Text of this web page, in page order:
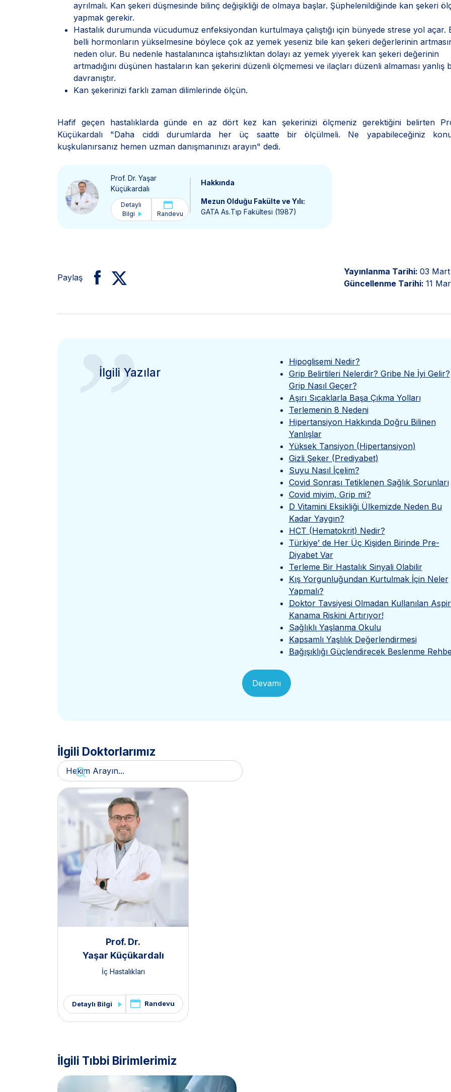
ayrılmalı. Kan şekeri düşmesinde bilinç değişikliği de olmaya başlar. Şüphelenildiğinde kan şekeri
yapmak gerekir.
Hastalık durumunda vücudumuz enfeksiyondan kurtulmaya çalıştığı için bünyede strese yol açar.
belli hormonların yükselmesine böylece çok az yemek yeseniz bile kan şekeri değerlerinin
neden olur. Bu nedenle hastalanınca iştahsızlıktan dolayı az yemek yiyerek kan şekeri değerinin
artmadığını düşünen hastaların kan şekerini düzenli ölçmemesi ve ilaçları düzenli almaması yanlış
davranıştır.
Kan şekerinizi farklı zaman dilimlerinde ölçün.
Hafif geçen hastalıklarda günde en az dört kez kan şekerinizi ölçmeniz gerektiğini belirten
Küçükardalı "Daha ciddi durumlarda her üç saatte bir ölçülmeli. Ne yapabileceğiniz
kuşkulanırsanız hemen uzman danışmanınızı arayın" dedi.
Prof. Dr. Yaşar
Küçükardalı
Detaylı
Bilgi
Randevu
Hakkında
Mezun Olduğu Fakülte ve Yılı:
GATA As.Tıp Fakültesi (1987)
Paylaş
Yayınlanma Tarihi: 03
Güncellenme Tarihi: 11
”
İlgili Yazılar
Hipoglisemi Nedir?
Grip Belirtileri Nelerdir? Gribe Ne İyi Gelir?
Grip Nasıl Geçer?
Aşırı Sıcaklarla Başa Çıkma Yolları
Terlemenin 8 Nedeni
Hipertansiyon Hakkında Doğru Bilinen
Yanlışlar
Yüksek Tansiyon (Hipertansiyon)
Gizli Şeker (Prediyabet)
Suyu Nasıl İçelim?
Covid Sonrası Tetiklenen Sağlık Sorunları
Covid miyim, Grip mi?
D Vitamini Eksikliği Ülkemizde Neden Bu
Kadar Yaygın?
HCT (Hematokrit) Nedir?
Türkiye’ de Her Üç Kişiden Birinde Pre-
Diyabet Var
Terleme Bir Hastalık Sinyali Olabilir
Kış Yorgunluğundan Kurtulmak İçin Neler
Yapmalı?
Doktor Tavsiyesi Olmadan Kullanılan
Kanama Riskini Artırıyor!
Sağlıklı Yaşlanma Okulu
Kapsamlı Yaşlılık Değerlendirmesi
Bağışıklığı Güçlendirecek Beslenme
Devamı
İlgili Doktorlarımız
Prof. Dr.
Yaşar Küçükardalı
İç Hastalıkları
Detaylı Bilgi Randevu
İlgili Tıbbi Birimlerimiz